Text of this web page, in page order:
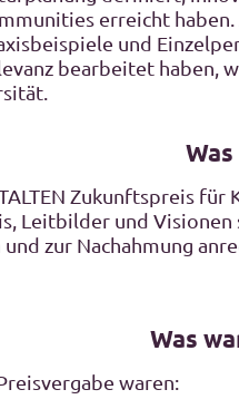
erreicht
und
bearbeitet haben,
Zukunftspreis
Leitbilder und
zur Nachahmung
Was
waren: